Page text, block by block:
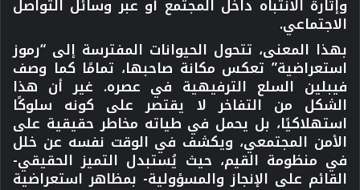
وإثارة الانتباه داخل المجتمع أو عبر وسائل التواصل
الاجتماعي.
بهذا المعنى، تتحول الحيوانات المفترسة إلى “رموز
استعراضية” تعكس مكانة صاحبها، تمامًا كما وصف
فيبلين السلع الترفيهية في عصره. غير أن هذا
الشكل من التفاخر لا يقتصر على كونه سلوكًا
استهلاكيًا، بل يحمل في طياته مخاطر حقيقية على
الأمن المجتمعي، ويكشف في الوقت نفسه عن خلل
في منظومة القيم، حيث يُستبدل التميز الحقيقي-
القائم على الإنجاز والمسؤولية- بمظاهر استعراضية